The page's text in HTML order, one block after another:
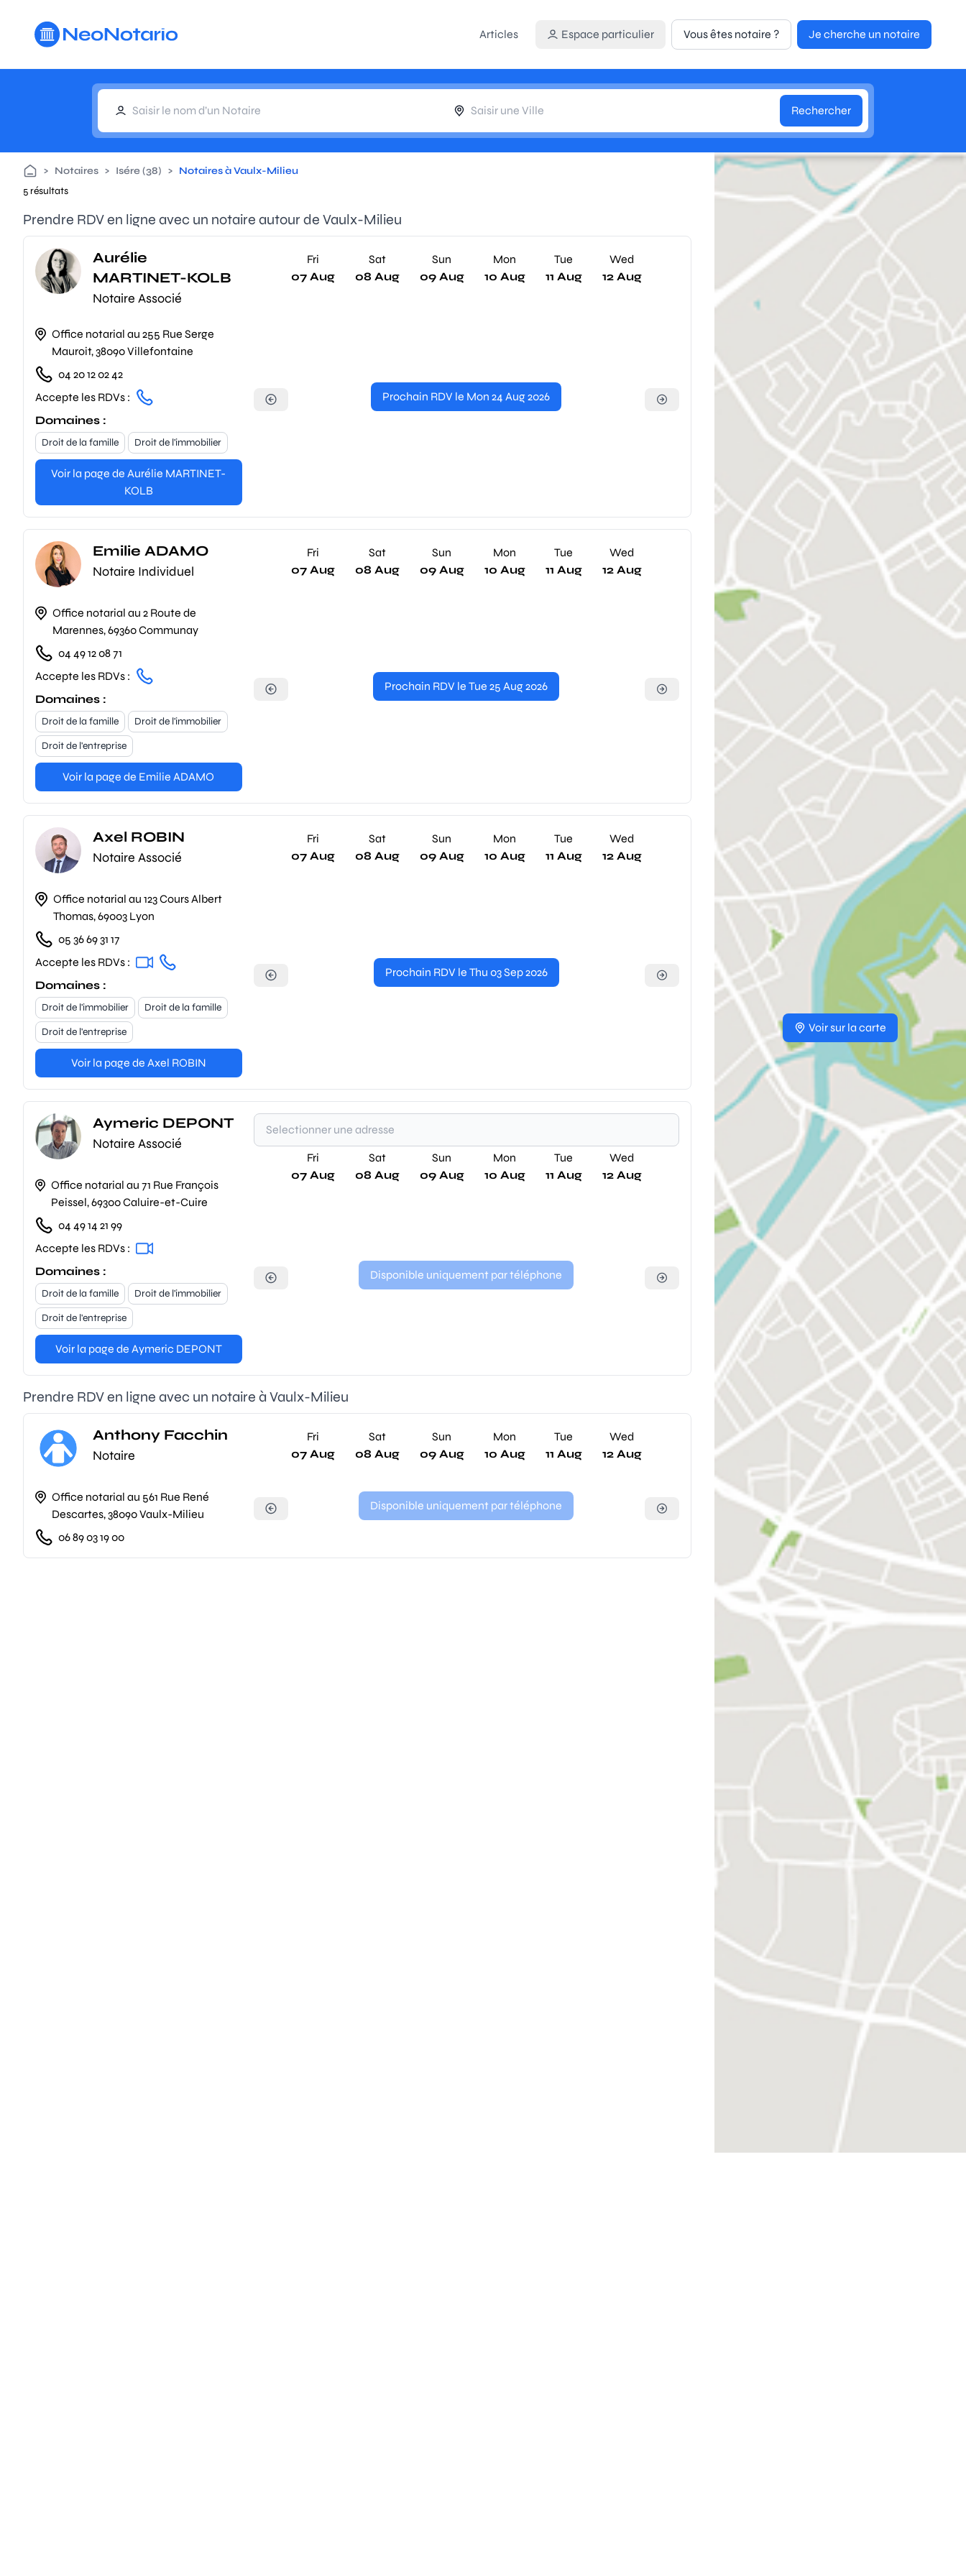
Articles
Espace particulier Vous êtes notaire ? Je cherche un notaire
Rechercher
> Notaires > Isére (38) > Notaires à Vaulx-Milieu
5 résultats
Prendre RDV en ligne avec un notaire autour de Vaulx-Milieu
Aurélie
MARTINET-KOLB
Notaire Associé
Office notarial au 255 Rue Serge
Mauroit, 38090 Villefontaine
04 20 12 02 42
Accepte les RDVs :
Domaines :
Droit de la famille Droit de l'immobilier
Voir la page de Aurélie MARTINET-
KOLB
Fri
07 Aug
Sat
08 Aug
Sun
09 Aug
Mon
10 Aug
Tue
11 Aug
Wed
12 Aug
Prochain RDV le Mon 24 Aug 2026
Emilie ADAMO
Notaire Individuel
Office notarial au 2 Route de
Marennes, 69360 Communay
04 49 12 08 71
Accepte les RDVs :
Domaines :
Droit de la famille
Droit de l'immobilier
Droit de l'entreprise
Voir la page de Emilie ADAMO
Fri
07 Aug
Sat
08 Aug
Sun
09 Aug
Mon
10 Aug
Tue
11 Aug
Wed
12 Aug
Prochain RDV le Tue 25 Aug 2026
Axel ROBIN
Notaire Associé
Office notarial au 123 Cours Albert
Thomas, 69003 Lyon
05 36 69 31 17
Accepte les RDVs :
Domaines :
Droit de l'immobilier
Droit de la famille
Droit de l'entreprise
Voir la page de Axel ROBIN
Fri
07 Aug
Sat
08 Aug
Sun
09 Aug
Mon
10 Aug
Tue
11 Aug
Wed
12 Aug
Prochain RDV le Thu 03 Sep 2026
Aymeric DEPONT
Notaire Associé
Office notarial au 71 Rue François
Peissel, 69300 Caluire-et-Cuire
04 49 14 21 99
Accepte les RDVs :
Domaines :
Droit de la famille
Droit de l'immobilier
Droit de l'entreprise
Voir la page de Aymeric DEPONT
Fri
07 Aug
Sat
08 Aug
Sun
09 Aug
Mon
10 Aug
Tue
11 Aug
Wed
12 Aug
Disponible uniquement par téléphone
Prendre RDV en ligne avec un notaire à Vaulx-Milieu
Anthony Facchin
Notaire
Office notarial au 561 Rue René
Descartes, 38090 Vaulx-Milieu
06 89 03 19 00
Fri
07 Aug
Sat
08 Aug
Sun
09 Aug
Mon
10 Aug
Tue
11 Aug
Wed
12 Aug
Disponible uniquement par téléphone
Voir sur la carte